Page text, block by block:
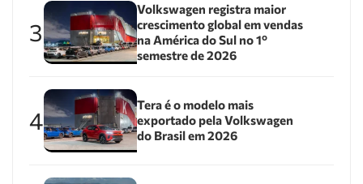
3
Volkswagen registra maior
crescimento global em vendas
na América do Sul no 1º
semestre de 2026
4
Tera é o modelo mais
exportado pela Volkswagen
do Brasil em 2026